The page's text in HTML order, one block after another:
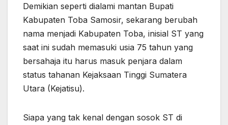
Demikian seperti dialami mantan Bupati
Kabupaten Toba Samosir, sekarang berubah
nama menjadi Kabupaten Toba, inisial ST yang
saat ini sudah memasuki usia 75 tahun yang
bersahaja itu harus masuk penjara dalam
status tahanan Kejaksaan Tinggi Sumatera
Utara (Kejatisu).
Siapa yang tak kenal dengan sosok ST di